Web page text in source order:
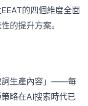
的四個維度全面
的提升方案。
詞生產內容」——每
略在AI搜索時代已